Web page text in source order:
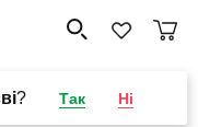
? Так Ні